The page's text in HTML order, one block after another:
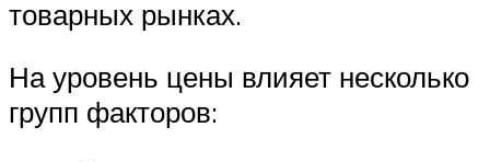
товарных рынках.
На уровень цены влияет несколько
групп факторов: